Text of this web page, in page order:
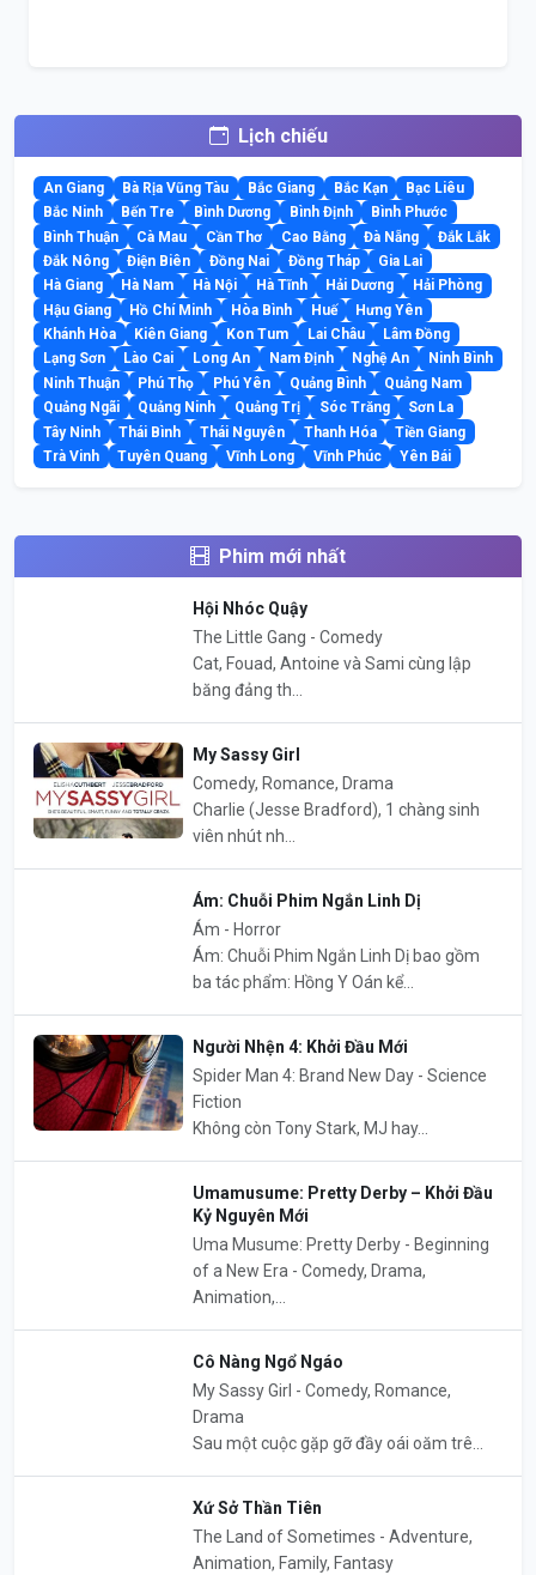
Lịch chiếu
An Giang Bà Rịa Vũng Tàu Bắc Giang Bắc Kạn
Bạc Liêu
Bắc Ninh
Bến Tre Bình Dương Bình Định
Bình Phước
Bình Thuận
Cà Mau Cần Thơ Cao Bằng Đà Nẵng
Đắk Lắk
Đắk Nông
Điện Biên Đồng Nai Đồng Tháp
Gia Lai
Hà Giang
Hà Nam Hà Nội Hà Tĩnh Hải Dương
Hải Phòng
Hậu Giang
Hồ Chí Minh Hòa Bình Huế
Hưng Yên
Khánh Hòa
Kiên Giang Kon Tum Lai Châu
Lâm Đồng
Lạng Sơn
Lào Cai Long An Nam Định Nghệ An
Ninh Bình
Ninh Thuận
Phú Thọ Phú Yên Quảng Bình
Quảng Nam
Quảng Ngãi
Quảng Ninh Quảng Trị Sóc Trăng
Sơn La
Tây Ninh
Thái Bình Thái Nguyên Thanh Hóa
Tiền Giang
Trà Vinh
Tuyên Quang Vĩnh Long Vĩnh Phúc Yên Bái
Phim mới nhất
Hội Nhóc Quậy
The Little Gang - Comedy
Cat, Fouad, Antoine và Sami cùng lập
băng đảng th...
My Sassy Girl
Comedy, Romance, Drama
Charlie (Jesse Bradford), 1 chàng sinh
viên nhút nh...
Ám: Chuỗi Phim Ngắn Linh Dị
Ám - Horror
Ám: Chuỗi Phim Ngắn Linh Dị bao gồm
ba tác phẩm: Hồng Y Oán kể...
Người Nhện 4: Khởi Đầu Mới
Spider Man 4: Brand New Day - Science
Fiction
Không còn Tony Stark, MJ hay...
Umamusume: Pretty Derby – Khởi Đầu
Kỷ Nguyên Mới
Uma Musume: Pretty Derby - Beginning
of a New Era - Comedy, Drama,
Animation,...
Cô Nàng Ngổ Ngáo
My Sassy Girl - Comedy, Romance,
Drama
Sau một cuộc gặp gỡ đầy oái oăm trê...
Xứ Sở Thần Tiên
The Land of Sometimes - Adventure,
Animation, Family, Fantasy